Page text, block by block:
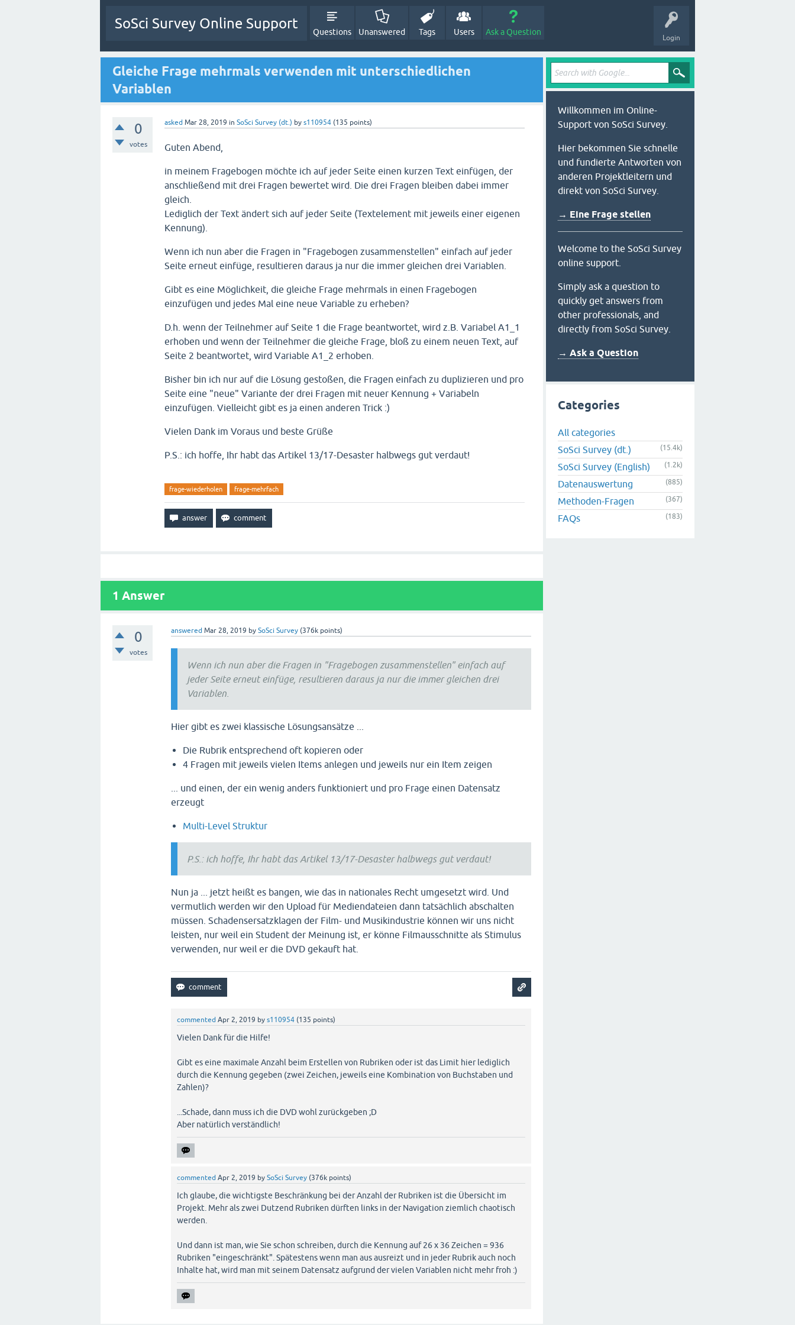
Login
SoSci Survey Online Support
Questions Unanswered Tags Users Ask a Question
Gleiche Frage mehrmals verwenden mit unterschiedlichen
Variablen
0
votes
asked Mar 28, 2019 in SoSci Survey (dt.) by s110954 (135 points)
Guten Abend,
in meinem Fragebogen möchte ich auf jeder Seite einen kurzen Text einfügen, der
anschließend mit drei Fragen bewertet wird. Die drei Fragen bleiben dabei immer
gleich.
Lediglich der Text ändert sich auf jeder Seite (Textelement mit jeweils einer eigenen
Kennung).
Wenn ich nun aber die Fragen in "Fragebogen zusammenstellen" einfach auf jeder
Seite erneut einfüge, resultieren daraus ja nur die immer gleichen drei Variablen.
Gibt es eine Möglichkeit, die gleiche Frage mehrmals in einen Fragebogen
einzufügen und jedes Mal eine neue Variable zu erheben?
D.h. wenn der Teilnehmer auf Seite 1 die Frage beantwortet, wird z.B. Variabel A1_1
erhoben und wenn der Teilnehmer die gleiche Frage, bloß zu einem neuen Text, auf
Seite 2 beantwortet, wird Variable A1_2 erhoben.
Bisher bin ich nur auf die Lösung gestoßen, die Fragen einfach zu duplizieren und pro
Seite eine "neue" Variante der drei Fragen mit neuer Kennung + Variabeln
einzufügen. Vielleicht gibt es ja einen anderen Trick :)
Vielen Dank im Voraus und beste Grüße
P.S.: ich hoffe, Ihr habt das Artikel 13/17-Desaster halbwegs gut verdaut!
frage-wiederholen frage-mehrfach
1 Answer
0
votes
answered Mar 28, 2019 bySoSci Survey (376k points)
Wenn ich nun aber die Fragen in "Fragebogen zusammenstellen" einfach auf
jeder Seite erneut einfüge, resultieren daraus ja nur die immer gleichen drei
Variablen.
Hier gibt es zwei klassische Lösungsansätze ...
Die Rubrik entsprechend oft kopieren oder
4 Fragen mit jeweils vielen Items anlegen und jeweils nur ein Item zeigen
... und einen, der ein wenig anders funktioniert und pro Frage einen Datensatz
erzeugt
Multi-Level Struktur
P.S.: ich hoffe, Ihr habt das Artikel 13/17-Desaster halbwegs gut verdaut!
Nun ja ... jetzt heißt es bangen, wie das in nationales Recht umgesetzt wird. Und
vermutlich werden wir den Upload für Mediendateien dann tatsächlich abschalten
müssen. Schadensersatzklagen der Film- und Musikindustrie können wir uns nicht
leisten, nur weil ein Student der Meinung ist, er könne Filmausschnitte als Stimulus
verwenden, nur weil er die DVD gekauft hat.
commented Apr 2, 2019 bys110954 (135 points)
Vielen Dank für die Hilfe!
Gibt es eine maximale Anzahl beim Erstellen von Rubriken oder ist das Limit hier lediglich
durch die Kennung gegeben (zwei Zeichen, jeweils eine Kombination von Buchstaben und
Zahlen)?
...Schade, dann muss ich die DVD wohl zurückgeben ;D
Aber natürlich verständlich!
commented Apr 2, 2019 bySoSci Survey (376k points)
Ich glaube, die wichtigste Beschränkung bei der Anzahl der Rubriken ist die Übersicht im
Projekt. Mehr als zwei Dutzend Rubriken dürften links in der Navigation ziemlich chaotisch
werden.
Und dann ist man, wie Sie schon schreiben, durch die Kennung auf 26 x 36 Zeichen = 936
Rubriken "eingeschränkt". Spätestens wenn man aus ausreizt und in jeder Rubrik auch noch
Inhalte hat, wird man mit seinem Datensatz aufgrund der vielen Variablen nicht mehr froh :)
Willkommen im Online-
Support von SoSci Survey.
Hier bekommen Sie schnelle
und fundierte Antworten von
anderen Projektleitern und
direkt von SoSci Survey.
→ Eine Frage stellen
Welcome to the SoSci Survey
online support.
Simply ask a question to
quickly get answers from
other professionals, and
directly from SoSci Survey.
→ Ask a Question
Categories
All categories
SoSci Survey (dt.)
(15.4k)
SoSci Survey (English) (1.2k)
Datenauswertung (885)
Methoden-Fragen (367)
FAQs (183)